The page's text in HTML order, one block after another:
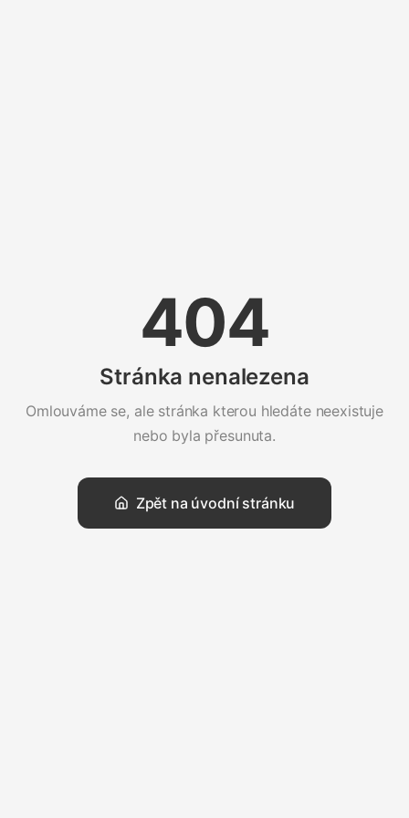
404
Stránka nenalezena
Omlouváme se, ale stránka kterou hledáte neexistuje
nebo byla přesunuta.
Zpět na úvodní stránku